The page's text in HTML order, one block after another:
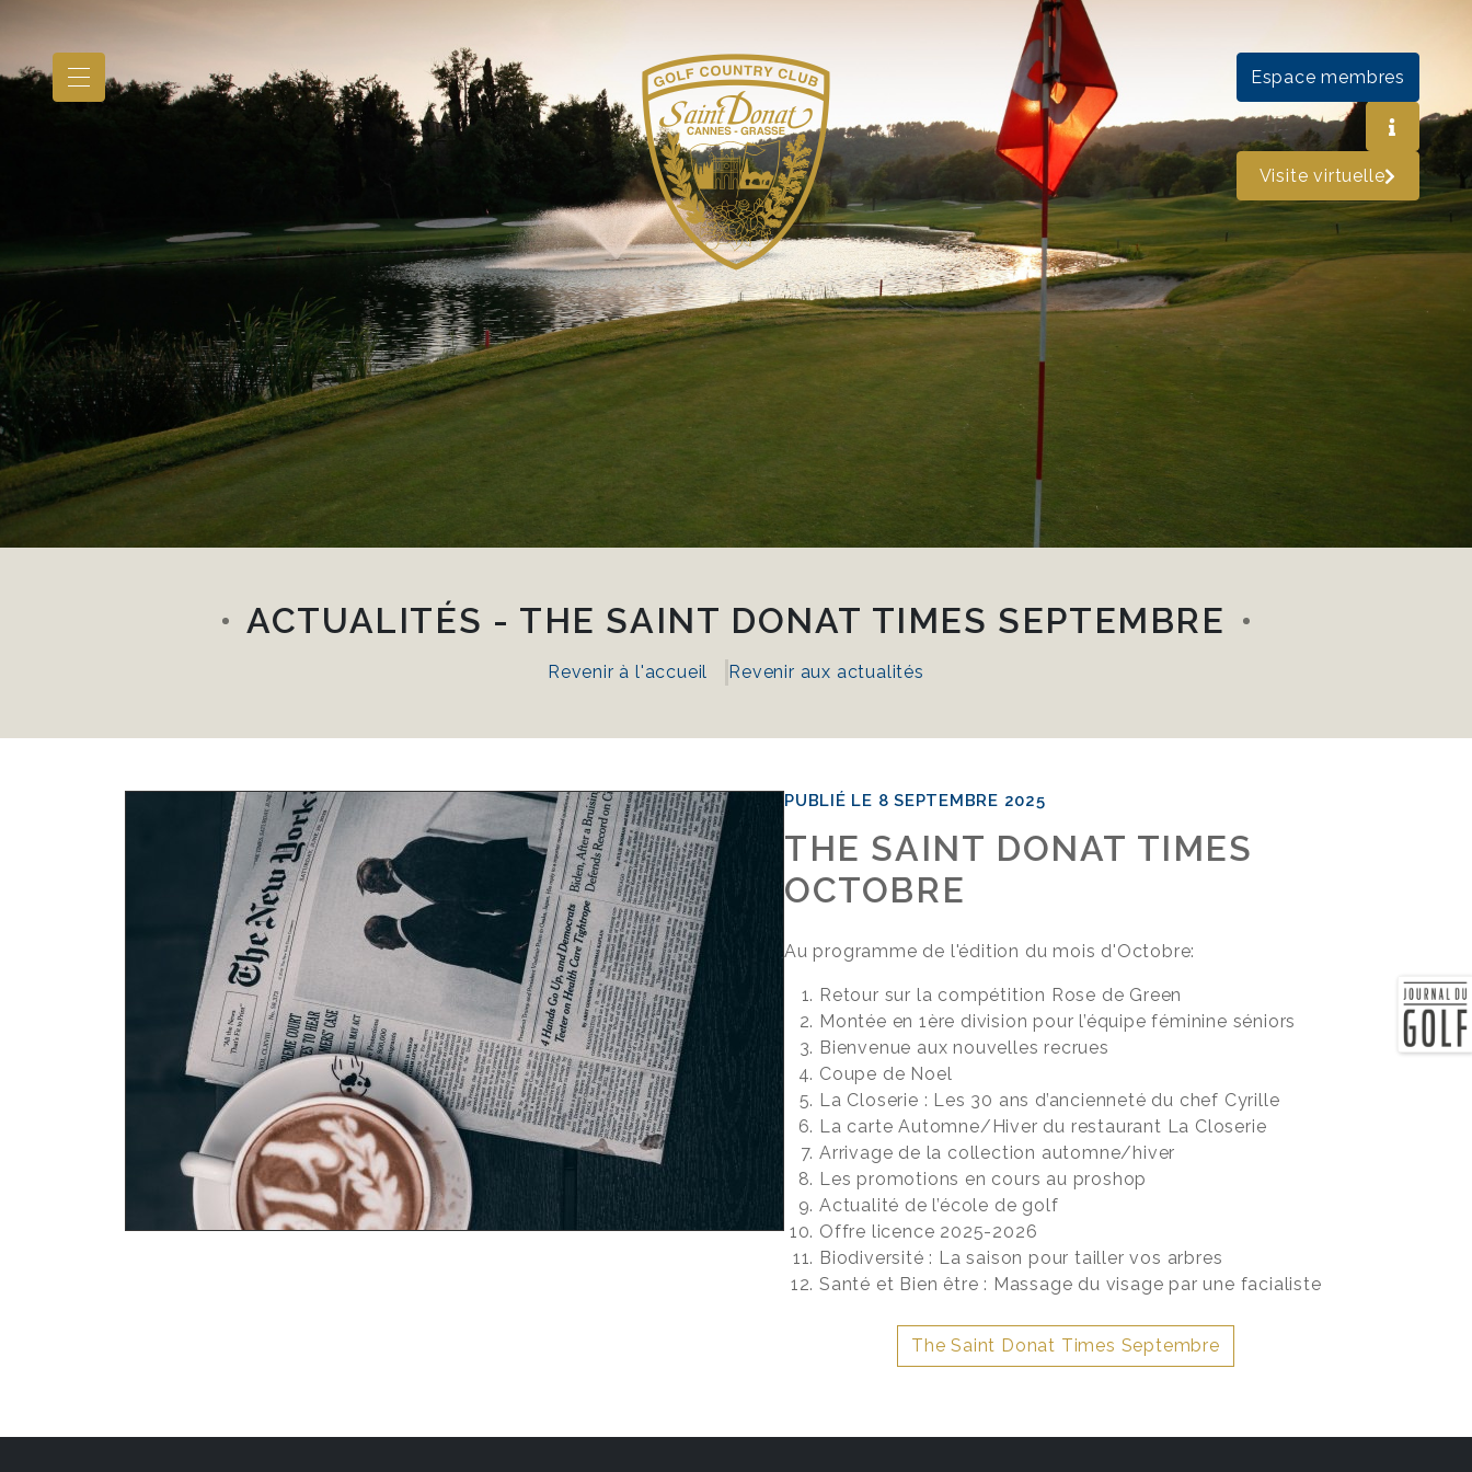
Espace membres
Visite virtuelle
ACTUALITÉS - THE SAINT DONAT TIMES SEPTEMBRE
Revenir à l'accueil Revenir aux actualités
PUBLIÉ LE 8 SEPTEMBRE 2025
THE SAINT DONAT TIMES
OCTOBRE
Au programme de l'édition du mois d'Octobre:
Retour sur la compétition Rose de Green
Montée en 1ère division pour l’équipe féminine séniors
Bienvenue aux nouvelles recrues
Coupe de Noel
La Closerie : Les 30 ans d’ancienneté du chef Cyrille
La carte Automne/Hiver du restaurant La Closerie
Arrivage de la collection automne/hiver
Les promotions en cours au proshop
Actualité de l’école de golf
Offre licence 2025-2026
Biodiversité : La saison pour tailler vos arbres
Santé et Bien être : Massage du visage par une facialiste
The Saint Donat Times Septembre